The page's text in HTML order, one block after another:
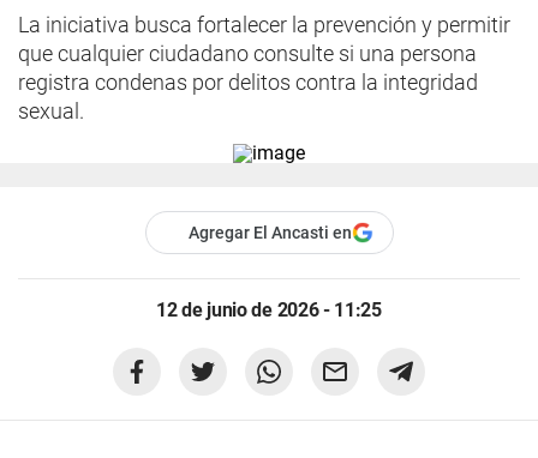
La iniciativa busca fortalecer la prevención y permitir
que cualquier ciudadano consulte si una persona
registra condenas por delitos contra la integridad
sexual.
Agregar El Ancasti en
12 de junio de 2026 - 11:25